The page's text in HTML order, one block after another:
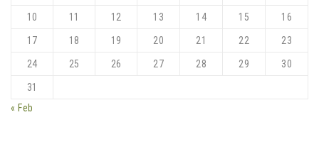
10 11 12 13 14 15 16
17 18 19 20 21 22 23
24 25 26 27 28 29 30
31
« Feb